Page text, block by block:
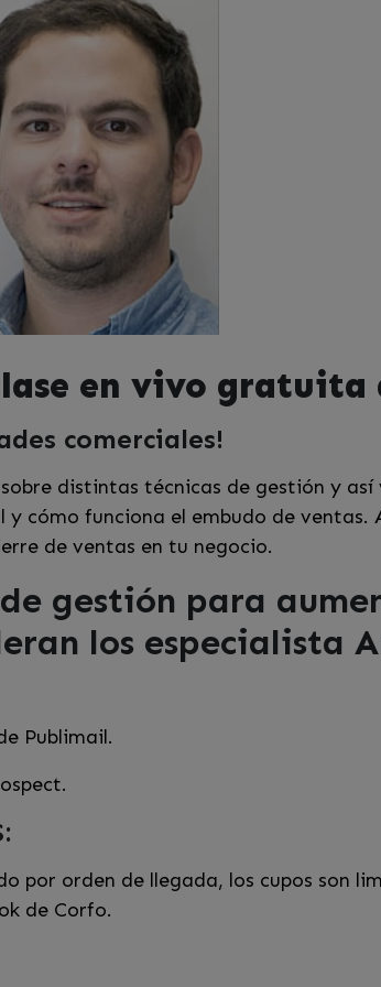
en vivo gratuita
comerciales!
distintas técnicas de gestión y
y cómo funciona el embudo de
de ventas en tu negocio.
de gestión para
los especialista
Publimail.
por orden de llegada, los cupos son
de Corfo.